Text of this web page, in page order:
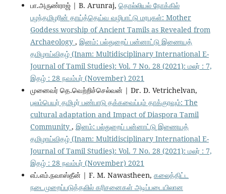
பா.அருண்ராஜ் | B. Arunraj, தொல்லியல் நோக்கில்
பழந்தமிழரின் தாய்த்தெய்வ வழிபாட்டு மரபுகள்: Mother
Goddess worship of Ancient Tamils as Revealed from
Archaeology , இனம்: பல்துறைப் பன்னாட்டு இணையத்
தமிழாய்விதழ் (Inam: Multidisciplinary International E-
Journal of Tamil Studies): Vol. 7 No. 28 (2021): மலர் : 7,
இதழ் : 28 நவம்பர் (November) 2021
முனைவர் தெ.வெற்றிச்செல்வன் | Dr. D. Vetrichelvan,
புலம்பெயர் தமிழர் பண்பாடு தக்கவைப்பும் தாக்குரவும்: The
cultural adaptation and Impact of Diaspora Tamil
Community , இனம்: பல்துறைப் பன்னாட்டு இணையத்
தமிழாய்விதழ் (Inam: Multidisciplinary International E-
Journal of Tamil Studies): Vol. 7 No. 28 (2021): மலர் : 7,
இதழ் : 28 நவம்பர் (November) 2021
எப்.எம்.நவாஸ்தீன் | F. M. Nawastheen, கலைத்திட்ட
நடைமுறைப்படுத்தலில் கரிசனைகள் அடிப்படையிலான